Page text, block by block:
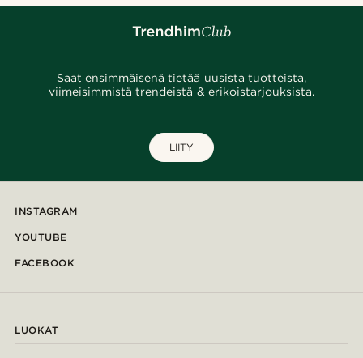
Saat ensimmäisenä tietää uusista tuotteista,
viimeisimmistä trendeistä & erikoistarjouksista.
LIITY
INSTAGRAM
YOUTUBE
FACEBOOK
LUOKAT